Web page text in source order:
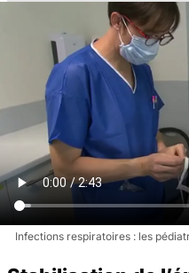
Infections respiratoires : les